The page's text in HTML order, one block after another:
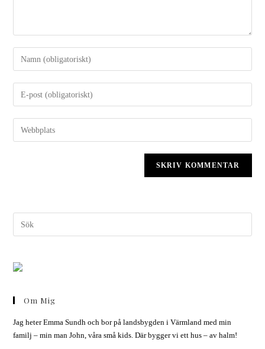
Om Mig
Jag heter Emma Sundh och bor på landsbygden i Värmland med min
familj – min man John, våra små kids. Där bygger vi ett hus – av halm!